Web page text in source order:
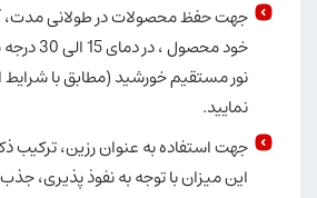
جهت حفظ محصولات در طولانی مدت،
خود محصول
نور مستقیم خورشید (مطابق با شرایط
نمایید.
جهت استفاده به عنوان رزین، ترکیب
این میزان با توجه به نفوذ پذیری،